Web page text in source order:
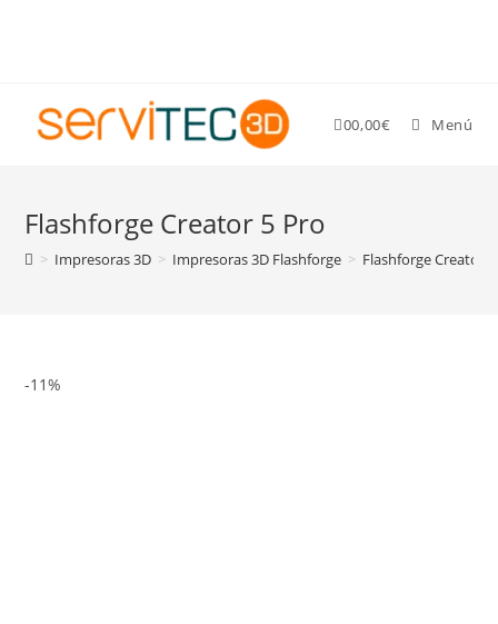
00,00€ Menú
Flashforge Creator 5 Pro
> Impresoras 3D > Impresoras 3D Flashforge > Flashforge Creator
-11%